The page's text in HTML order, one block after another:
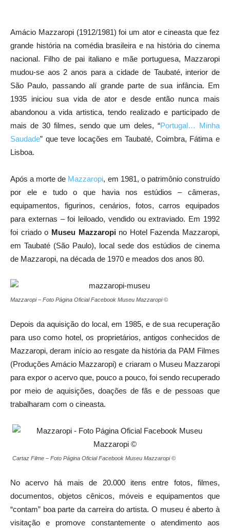
Amácio Mazzaropi (1912/1981) foi um ator e cineasta que fez
grande história na comédia brasileira e na história do cinema
nacional. Filho de pai italiano e mãe portuguesa, Mazzaropi
mudou-se aos 2 anos para a cidade de Taubaté, interior de
São Paulo, passando alí grande parte de sua infância. Em
1935 iniciou sua vida de ator e desde então nunca mais
abandonou a vida artistica, tendo realizado e participado de
mais de 30 filmes, sendo que um deles, “Portugal… Minha
Saudade” que teve locações em Taubaté, Coimbra, Fátima e
Lisboa.
Após a morte de Mazzaropi, em 1981, o patrimônio construído
por ele e tudo o que havia nos estúdios – câmeras,
equipamentos, figurinos, cenários, fotos, carros equipados
para externas – foi leiloado, vendido ou extraviado. Em 1992
foi criado o Museu Mazzaropino Hotel Fazenda Mazzaropi,
em Taubaté (São Paulo), local sede dos estúdios de cinema
de Mazzaropi, na década de 1970 e meados dos anos 80.
Mazzaropi – Foto Página Oficial Facebook Museu Mazzaropi ©
Depois da aquisição do local, em 1985, e de sua recuperação
para uso como hotel, os proprietários, antigos conhecidos de
Mazzaropi, deram início ao resgate da história da PAM Filmes
(Produções Amácio Mazzaropi) e criaram o Museu Mazzaropi
para expor o acervo que, pouco a pouco, foi sendo recuperado
por meio de aquisições, doações de fãs e de pessoas que
trabalharam com o cineasta.
Cartaz Filme – Foto Página Oficial Facebook Museu Mazzaropi ©
No acervo há mais de 20.000 itens entre fotos, filmes,
documentos, objetos cênicos, móveis e equipamentos que
“contam” boa parte da carreira do artista. O museu é aberto à
visitação e promove constantemente o atendimento aos